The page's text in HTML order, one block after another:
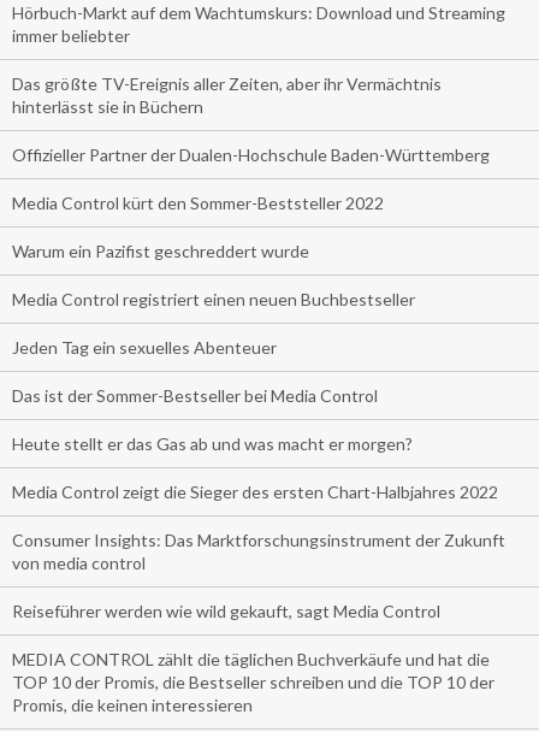
Hörbuch-Markt auf dem Wachtumskurs: Download und Streaming
immer beliebter
Das größte TV-Ereignis aller Zeiten, aber ihr Vermächtnis
hinterlässt sie in Büchern
Offizieller Partner der Dualen-Hochschule Baden-Württemberg
Media Control kürt den Sommer-Beststeller 2022
Warum ein Pazifist geschreddert wurde
Media Control registriert einen neuen Buchbestseller
Jeden Tag ein sexuelles Abenteuer
Das ist der Sommer-Bestseller bei Media Control
Heute stellt er das Gas ab und was macht er morgen?
Media Control zeigt die Sieger des ersten Chart-Halbjahres 2022
Consumer Insights: Das Marktforschungsinstrument der Zukunft
von media control
Reiseführer werden wie wild gekauft, sagt Media Control
MEDIA CONTROL zählt die täglichen Buchverkäufe und hat die
TOP 10 der Promis, die Bestseller schreiben und die TOP 10 der
Promis, die keinen interessieren